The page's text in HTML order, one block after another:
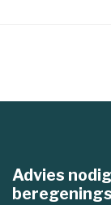
Advies